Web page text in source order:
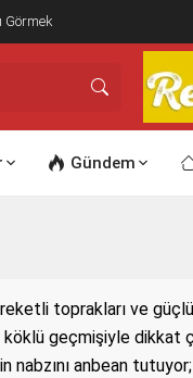
Görmek
Gündem
toprakları ve güçlü
geçmişiyle dikkat
nabzını anbean